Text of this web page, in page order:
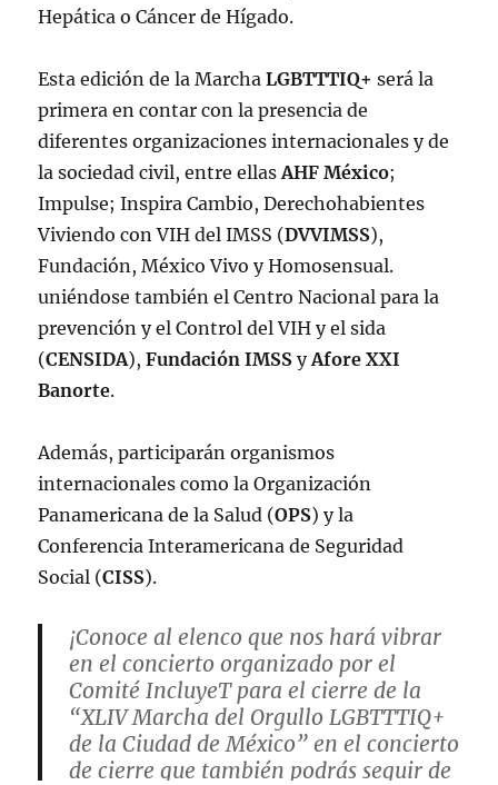
— IMSS (@Tu_IMSS)June 22, 2022
Hepática o Cáncer de Hígado.
Esta edición de la MarchaLGBTTTIQ+será la
primera en contar con la presencia de
diferentes organizaciones internacionales y de
la sociedad civil, entre ellasAHF México;
Impulse; Inspira Cambio, Derechohabientes
Viviendo con VIH del IMSS (DVVIMSS),
Fundación, México Vivo y Homosensual.
uniéndose también el Centro Nacional para la
prevención y el Control del VIH y el sida
(CENSIDA),Fundación IMSS yAfore XXI
Banorte.
Además, participarán organismos
internacionales como la Organización
Panamericana de la Salud (OPS) y la
Conferencia Interamericana de Seguridad
Social (CISS).
¡Conoce al elenco que nos hará vibrar
en el concierto organizado por el
Comité IncluyeT para el cierre de la
“XLIV Marcha del Orgullo LGBTTTIQ+
de la Ciudad de México” en el concierto
de cierre que también podrás seguir de